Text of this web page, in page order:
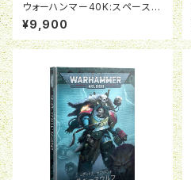
ウォーハンマー40K:スペースマ
リーン：ターミネイター・アサル
ト・スカッド
¥9,900